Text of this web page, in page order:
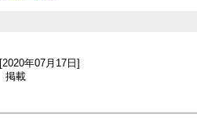
[2020年07月17日]
掲載